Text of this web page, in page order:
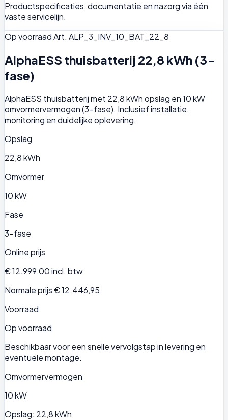
Productspecificaties, documentatie en nazorg via één
vaste servicelijn.
Op voorraadArt. ALP_3_INV_10_BAT_22_8
AlphaESS thuisbatterij 22,8 kWh (3-
fase)
AlphaESS thuisbatterij met 22,8 kWh opslag en 10 kW
omvormervermogen (3-fase). Inclusief installatie,
monitoring en duidelijke oplevering.
Opslag
22,8 kWh
Omvormer
10 kW
Fase
3-fase
Online prijs
€ 12.999,00incl. btw
Normale prijs € 12.446,95
Voorraad
Op voorraad
Beschikbaar voor een snelle vervolgstap in levering en
eventuele montage.
Omvormervermogen
10 kW
Opslag: 22,8 kWh